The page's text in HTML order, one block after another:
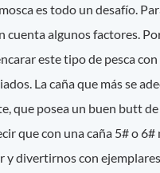
es todo un desafío.
cuenta algunos factores.
este tipo de pesca con
La caña que más se
que posea un buen butt de
que con una caña 5# o 6#
y divertirnos con